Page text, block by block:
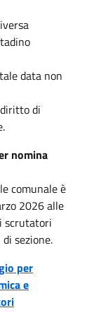
data non
di
nomina
comunale è
2026 alle
scrutatori
sezione.
per
e